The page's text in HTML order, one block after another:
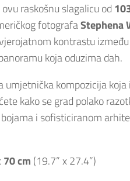
raskošnu slagalicu od
fotografaStephena
kontrastu
koja oduzima dah.
kompozicija
kako se grad polako
i sofisticiranom
70 cm (19.7” x 27.4”)